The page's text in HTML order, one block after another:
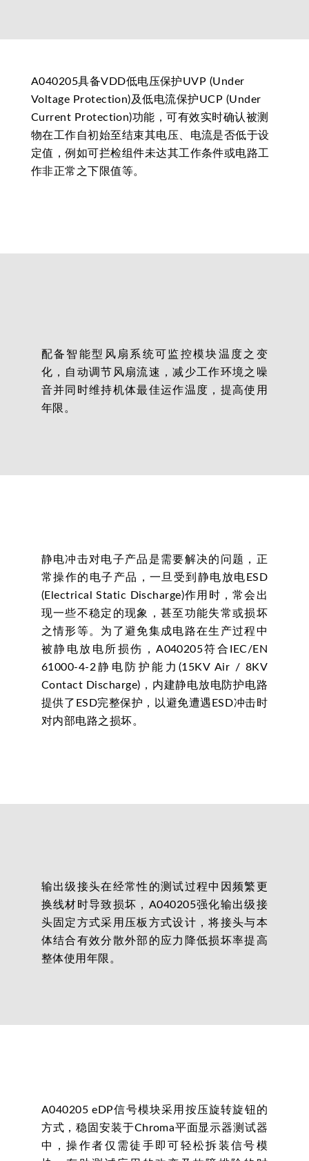
A040205具备VDD低电压保护UVP (Under
Voltage Protection)及低电流保护UCP (Under
Current Protection)功能，可有效实时确认被测
物在工作自初始至结束其电压、电流是否低于设
定值，例如可拦检组件未达其工作条件或电路工
作非正常之下限值等。
配备智能型风扇系统可监控模块温度之变
化，自动调节风扇流速，减少工作环境之噪
音并同时维持机体最佳运作温度，提高使用
年限。
静电冲击对电子产品是需要解决的问题，正
常操作的电子产品，一旦受到静电放电ESD
(Electrical Static Discharge)作用时，常会出
现一些不稳定的现象，甚至功能失常或损坏
之情形等。为了避免集成电路在生产过程中
被静电放电所损伤，A040205符合IEC/EN
61000-4-2静电防护能力(15KV Air / 8KV
Contact Discharge)，内建静电放电防护电路
提供了ESD完整保护，以避免遭遇ESD冲击时
对内部电路之损坏。
输出级接头在经常性的测试过程中因频繁更
换线材时导致损坏，A040205强化输出级接
头固定方式采用压板方式设计，将接头与本
体结合有效分散外部的应力降低损坏率提高
整体使用年限。
A040205 eDP信号模块采用按压旋转旋钮的
方式，稳固安装于Chroma平面显示器测试器
中，操作者仅需徒手即可轻松拆装信号模